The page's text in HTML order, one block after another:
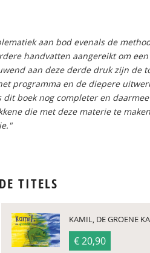
aan bod evenals de
handvatten aangereikt om
aan deze derde druk zijn de
programma en de diepere
boek nog completer en
die met deze materie te
TITELS
KAMIL, DE GROENE
€ 20,90